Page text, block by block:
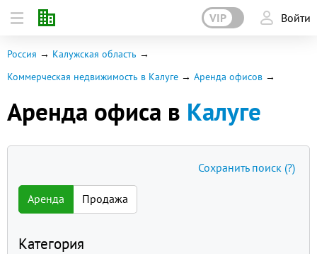
VIP Войти
Россия
Калужская область
Коммерческая недвижимость в Калуге
Аренда офисов
Аренда офиса в Калуге
Аренда Продажа
Категория
Сохранить поиск (?)